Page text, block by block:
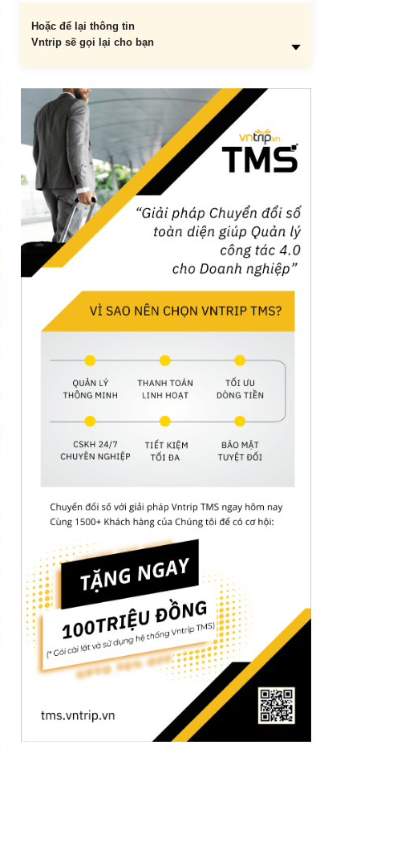
Động Long Quang
Bãi biển Quảng Nham
Bãi biển Vinh Sơn
Bãi biển Hải Tiến
Bản Thái đen
Bãi Đông
Làng thuốc lào Thanh Hóa
Chợ phiên Phố Đòn
Hoặc để lại thông tin
Vntrip sẽ gọi lại cho bạn